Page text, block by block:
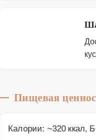
Пищевая
Калории: ~320 ккал,